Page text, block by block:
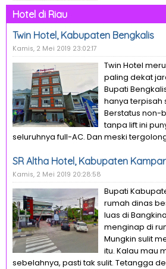
Hotel di Riau
Twin Hotel, Kabupaten Bengkalis
Kamis, 2 Mei 2019 23:02:17
Twin Hotel
paling dekat
Bupati
hanya terpisah
Berstatus non-
tanpa lift ini
seluruhnya full-AC. Dan meski
SR Altha Hotel, Kabupaten Kampar
Kamis, 2 Mei 2019 20:28:58
Bupati
rumah dinas
luas di
menginap di
Mungkin sulit
itu. Kalau mau
sebelahnya, pasti tak sulit. Tetangga